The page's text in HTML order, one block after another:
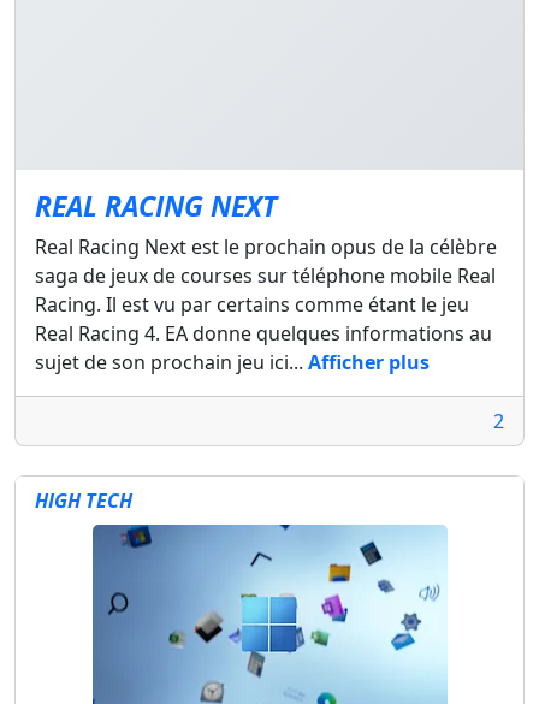
REAL RACING NEXT
Real Racing Next est le prochain opus de la célèbre
saga de jeux de courses sur téléphone mobile Real
Racing. Il est vu par certains comme étant le jeu
Real Racing 4. EA donne quelques informations au
sujet de son prochain jeu ici... Afficher plus
2
HIGH TECH